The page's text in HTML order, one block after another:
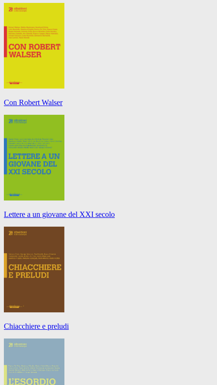
Con Robert Walser
Lettere a un giovane del XXI secolo
Chiacchiere e preludi